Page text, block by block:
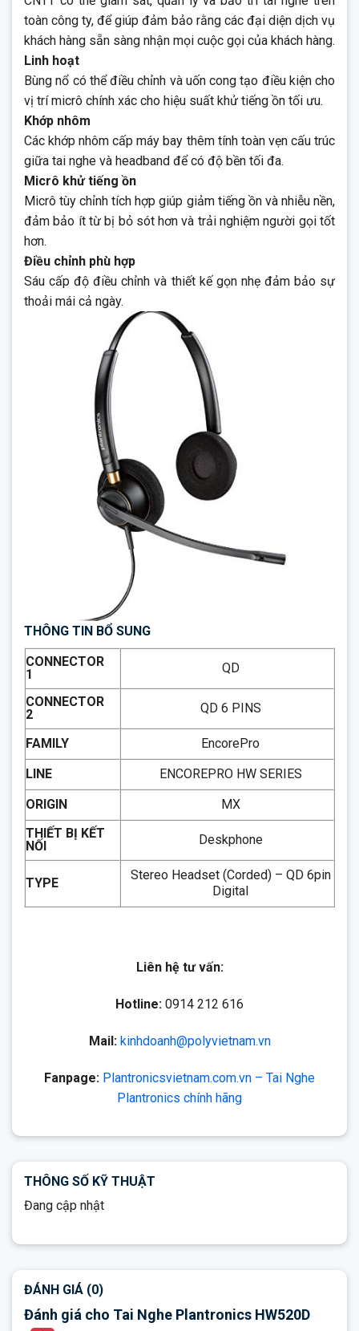
toàn công ty, để giúp đảm bảo rằng các đại diện dịch vụ
khách hàng sẵn sàng nhận mọi cuộc gọi của khách hàng.
Linh hoạt
Bùng nổ có thể điều chỉnh và uốn cong tạo điều kiện cho
vị trí micrô chính xác cho hiệu suất khử tiếng ồn tối ưu.
Khớp nhôm
Các khớp nhôm cấp máy bay thêm tính toàn vẹn cấu trúc
giữa tai nghe và headband để có độ bền tối đa.
Micrô khử tiếng ồn
Micrô tùy chỉnh tích hợp giúp giảm tiếng ồn và nhiễu nền,
đảm bảo ít từ bị bỏ sót hơn và trải nghiệm người gọi tốt
hơn.
Điều chỉnh phù hợp
Sáu cấp độ điều chỉnh và thiết kế gọn nhẹ đảm bảo sự
thoải mái cả ngày.
THÔNG TIN BỔ SUNG
CONNECTOR
1
QD
CONNECTOR
2
QD 6 PINS
FAMILY
EncorePro
LINE
ENCOREPRO HW SERIES
ORIGIN
MX
THIẾT BỊ KẾT
NỐI
Deskphone
TYPE
Stereo Headset (Corded) – QD 6pin
Digital
Liên hệ tư vấn:
Hotline: 0914 212 616
Mail: kinhdoanh@polyvietnam.vn
Fanpage: Plantronicsvietnam.com.vn – Tai Nghe
Plantronics chính hãng
THÔNG SỐ KỸ THUẬT
Đang cập nhật
ĐÁNH GIÁ (0)
Đánh giá cho Tai Nghe Plantronics HW520D